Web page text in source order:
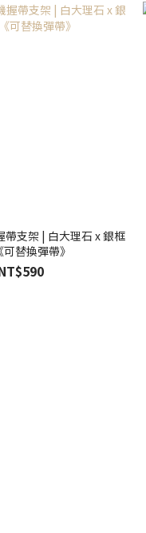
帶支架 | 白大理石 x 銀框
替換彈帶》